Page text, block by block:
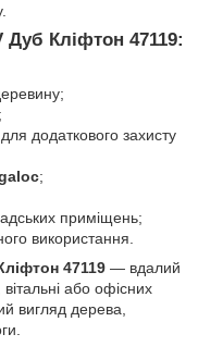
Дуб Кліфтон 47119:
для додаткового захисту
;
приміщень;
використання.
47119 — вдалий
або офісних
вигляд дерева,